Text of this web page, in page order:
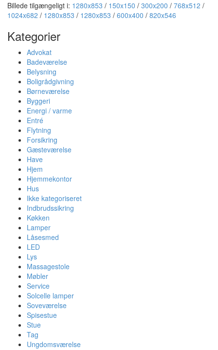
Billede tilgængeligt i: 1280x853 / 150x150 / 300x200 / 768x512 /
1024x682 / 1280x853 / 1280x853 / 600x400 / 820x546
Kategorier
Advokat
Badeværelse
Belysning
Boligrådgivning
Børneværelse
Byggeri
Energi / varme
Entré
Flytning
Forsikring
Gæsteværelse
Have
Hjem
Hjemmekontor
Hus
Ikke kategoriseret
Indbrudssikring
Køkken
Lamper
Låsesmed
LED
Lys
Massagestole
Møbler
Service
Solcelle lamper
Soveværelse
Spisestue
Stue
Tag
Ungdomsværelse